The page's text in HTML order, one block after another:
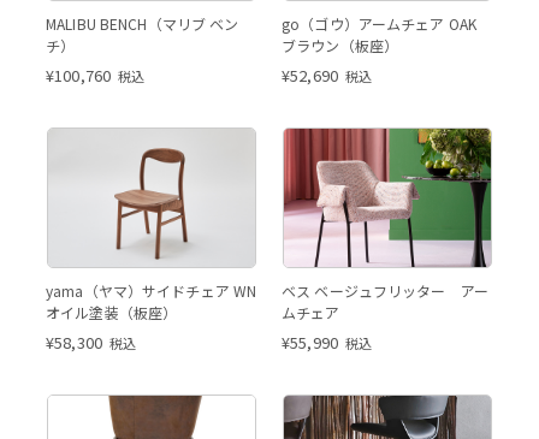
MALIBU BENCH（マリブ ベン
チ）
¥100,760 税込
go（ゴウ）アームチェア OAK
ブラウン（板座）
¥52,690 税込
yama（ヤマ）サイドチェア WN
オイル塗装（板座）
¥58,300 税込
ベス ベージュフリッター アー
ムチェア
¥55,990 税込